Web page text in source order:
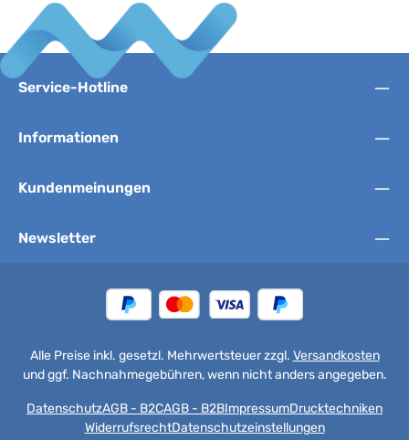
Service-Hotline
Informationen
Kundenmeinungen
Newsletter
Alle Preise inkl. gesetzl. Mehrwertsteuer zzgl. Versandkosten
und ggf. Nachnahmegebühren, wenn nicht anders angegeben.
DatenschutzAGB - B2CAGB - B2BImpressumDrucktechniken
WiderrufsrechtDatenschutzeinstellungen